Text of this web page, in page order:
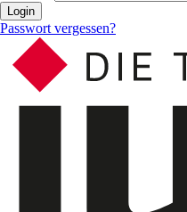
Login
Passwort vergessen?